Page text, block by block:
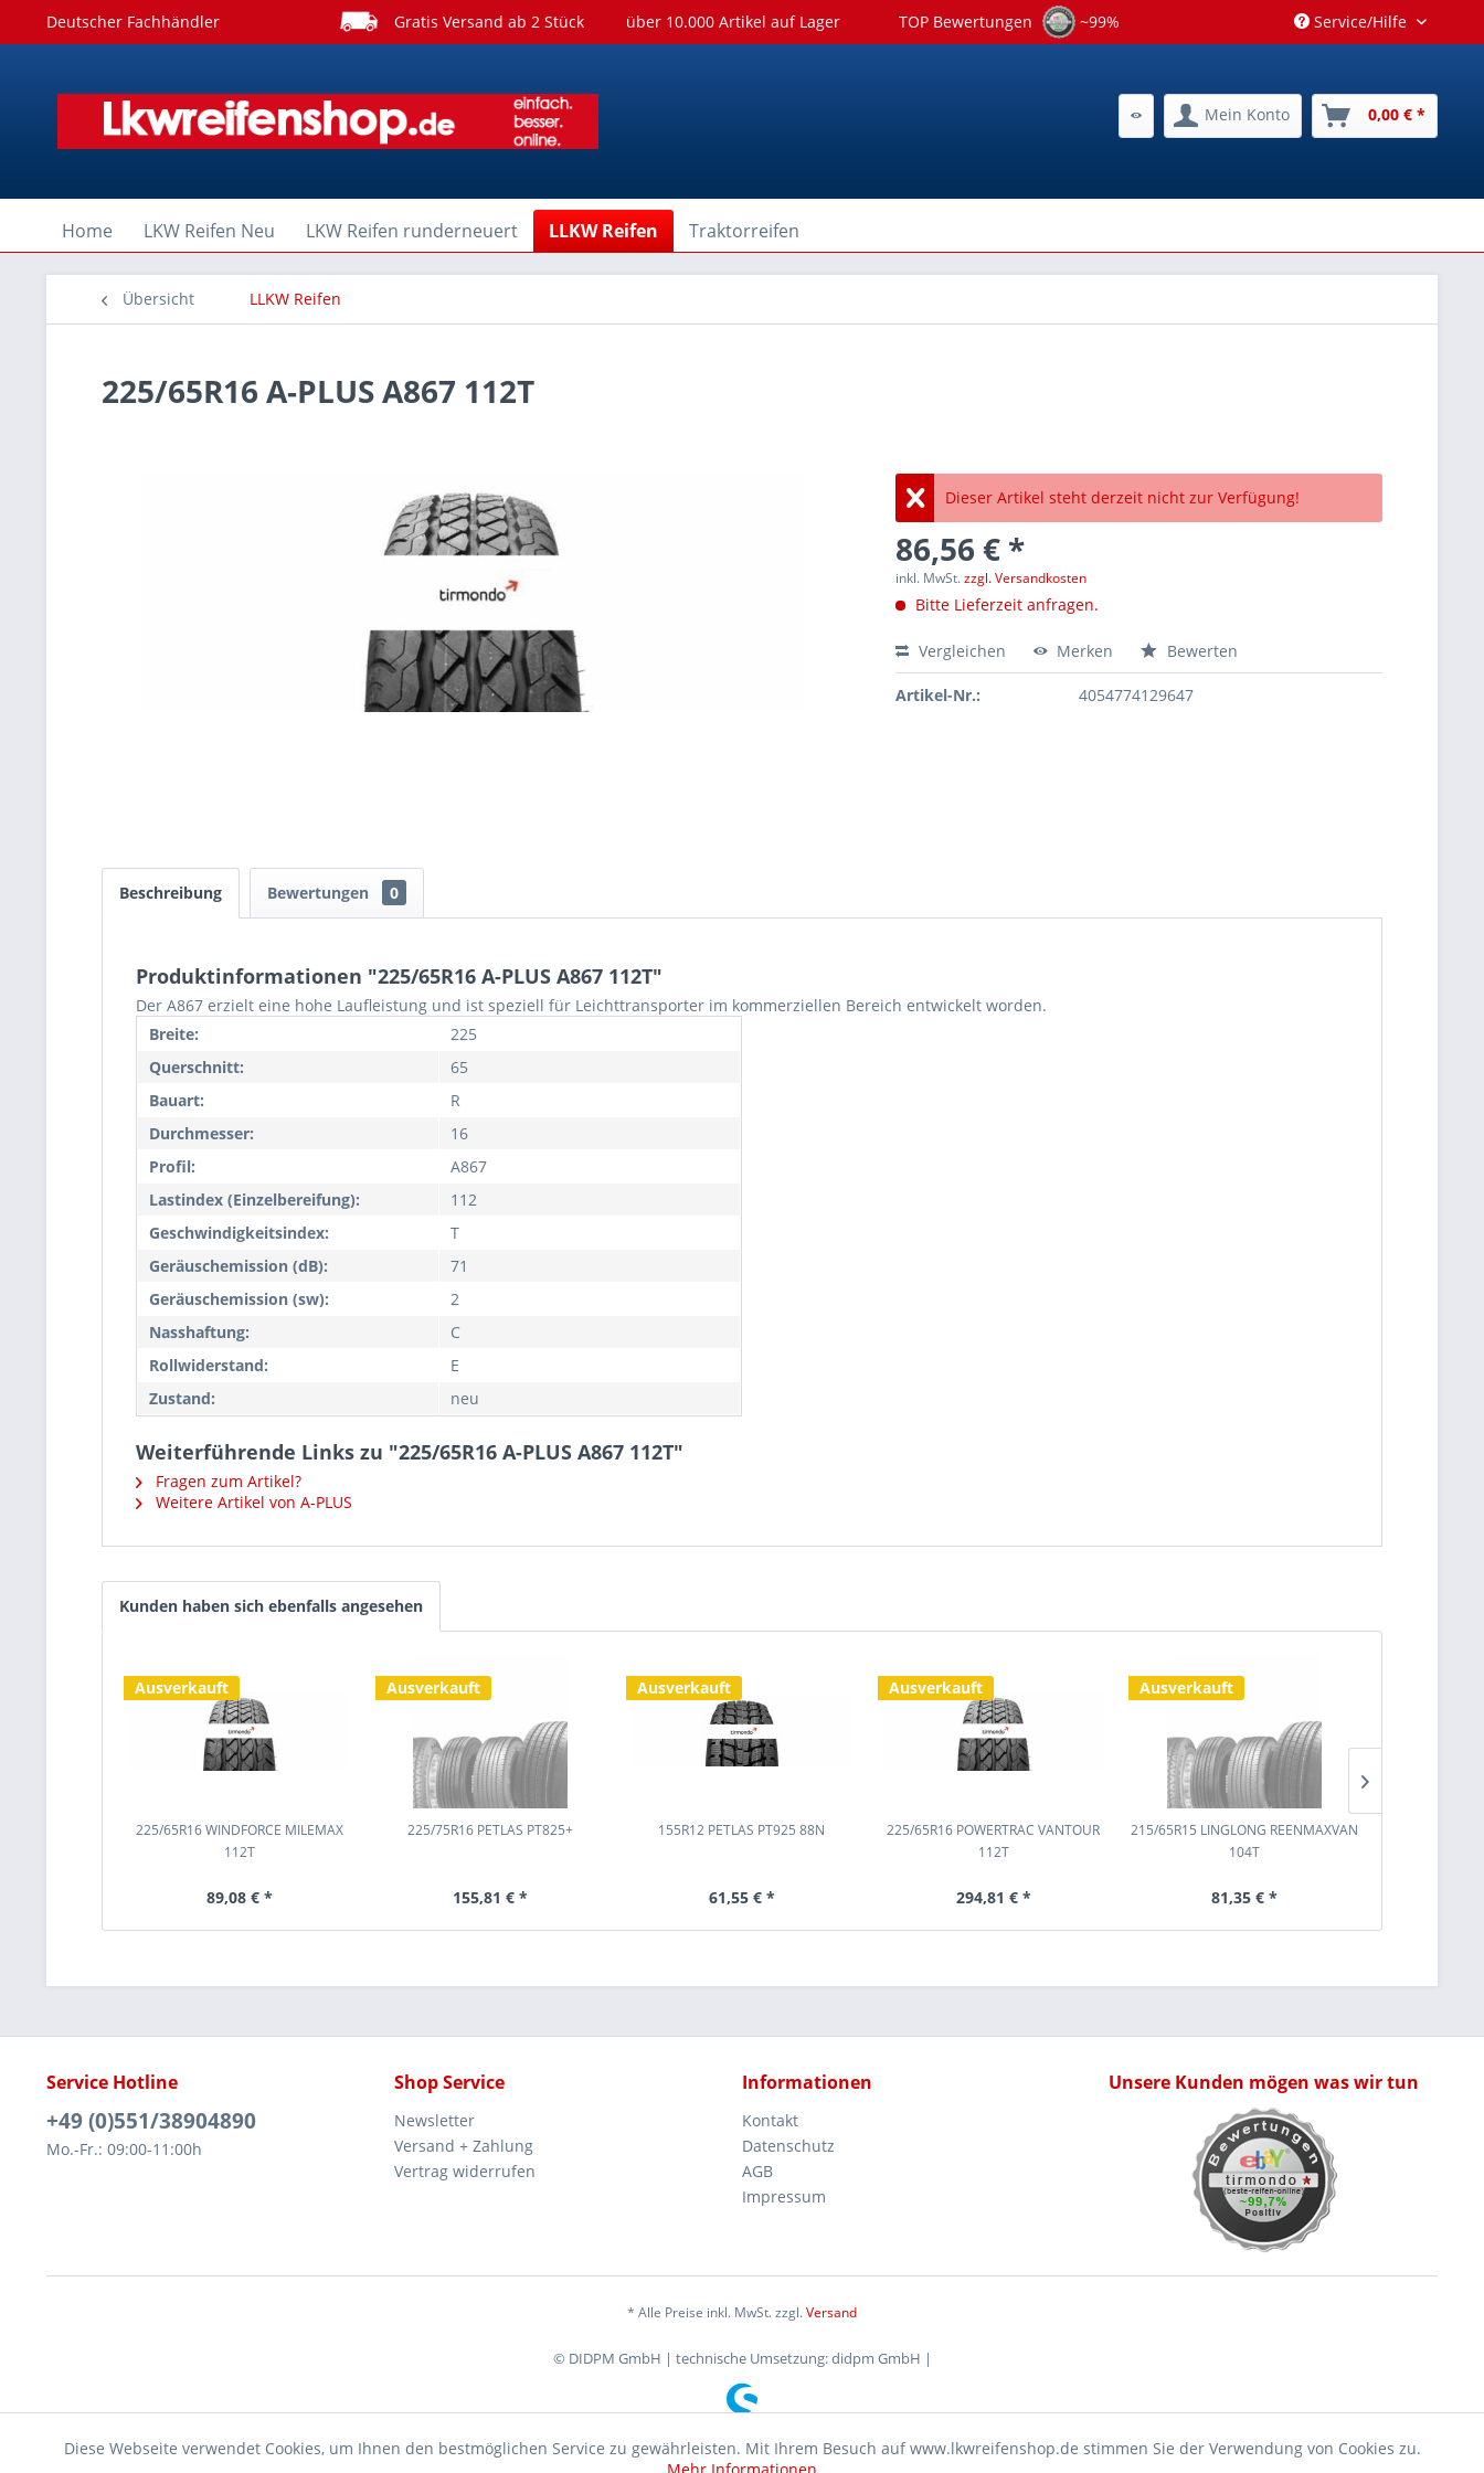
Deutscher Fachhändler Gratis Versand ab 2 Stück über 10.000 Artikel auf Lager TOP Bewertungen ~99% Service/Hilfe
Mein Konto 0,00 € *
Home LKW Reifen Neu LKW Reifen runderneuert LLKW Reifen Traktorreifen
Übersicht LLKW Reifen
225/65R16 A-PLUS A867 112T
Dieser Artikel steht derzeit nicht zur Verfügung!
86,56 € *
inkl. MwSt.zzgl. Versandkosten
Bitte Lieferzeit anfragen.
Vergleichen Merken Bewerten
Artikel-Nr.: 4054774129647
Beschreibung Bewertungen 0
Produktinformationen "225/65R16 A-PLUS A867 112T"
Der A867 erzielt eine hohe Laufleistung und ist speziell für Leichttransporter im kommerziellen Bereich entwickelt worden.
Breite:
225
Querschnitt:
65
Bauart:
R
Durchmesser:
16
Profil:
A867
Lastindex (Einzelbereifung):
112
Geschwindigkeitsindex:
T
Geräuschemission (dB):
71
Geräuschemission (sw):
2
Nasshaftung:
C
Rollwiderstand:
E
Zustand:
neu
Weiterführende Links zu "225/65R16 A-PLUS A867 112T"
Fragen zum Artikel?
Weitere Artikel von A-PLUS
Kunden haben sich ebenfalls angesehen
Ausverkauft
225/65R16 WINDFORCE MILEMAX
112T
89,08 € *
Ausverkauft
225/75R16 PETLAS PT825+
155,81 € *
Ausverkauft
155R12 PETLAS PT925 88N
61,55 € *
Ausverkauft
225/65R16 POWERTRAC VANTOUR
112T
294,81 € *
Ausverkauft
215/65R15 LINGLONG REENMAXVAN
104T
81,35 € *
Service Hotline
+49 (0)551/38904890
Mo.-Fr.: 09:00-11:00h
Shop Service
Newsletter
Versand + Zahlung
Vertrag widerrufen
Informationen
Kontakt
Datenschutz
AGB
Impressum
Unsere Kunden mögen was wir tun
* Alle Preise inkl. MwSt. zzgl.Versand
© DIDPM GmbH | technische Umsetzung: didpm GmbH |
Diese Webseite verwendet Cookies, um Ihnen den bestmöglichen Service zu gewährleisten. Mit Ihrem Besuch auf www.lkwreifenshop.de stimmen Sie der Verwendung von Cookies zu.